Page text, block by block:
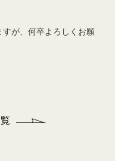
が、何卒よろしくお願